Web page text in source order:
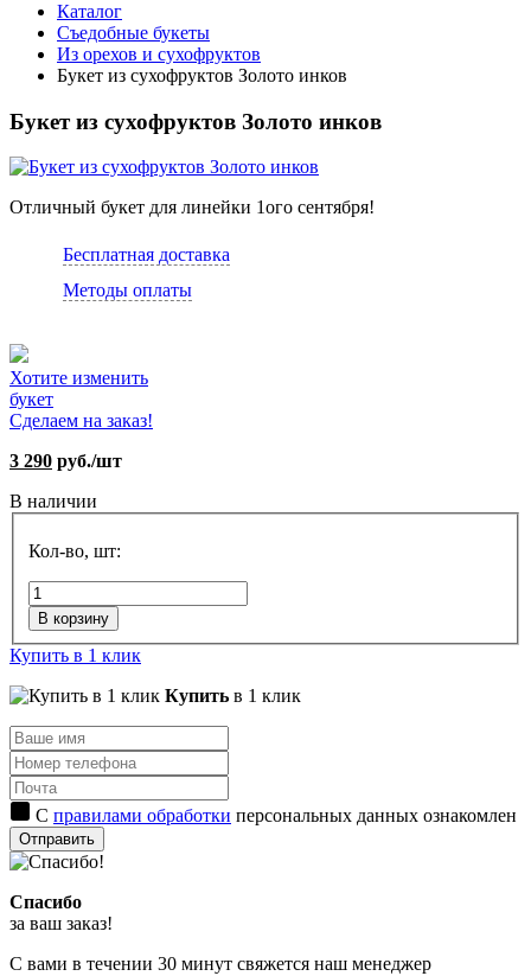
Каталог
Съедобные букеты
Из орехов и сухофруктов
Букет из сухофруктов Золото инков
Букет из сухофруктов Золото инков
Отличный букет для линейки 1ого сентября!
Бесплатная доставка
Методы оплаты
Хотите изменить
букет
Сделаем на заказ!
3 290 руб./шт
В наличии
Кол-во, шт:
В корзину
Купить в 1 клик
Купить в 1 клик
С правилами обработки персональных данных ознакомлен
Отправить
Спасибо
за ваш заказ!
С вами в течении 30 минут свяжется наш менеджер